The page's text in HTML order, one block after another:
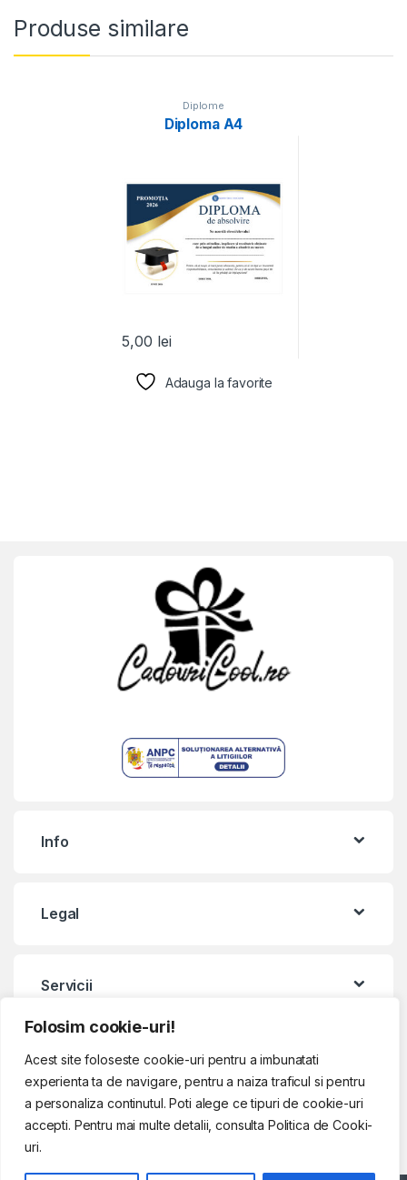
Folosim cookie-uri!
Acest site foloseste cookie-uri pentru a imbunatati
experienta ta de navigare, pentru a naiza traficul si pentru
a personaliza continutul. Poti alege ce tipuri de cookie-uri
accepti. Pentru mai multe detalii, consulta Politica de Cooki-
uri.
Produse similare
Diplome
Diploma A4
5,00 lei
Adauga la favorite
Info
Legal
Servicii
Contact & Program